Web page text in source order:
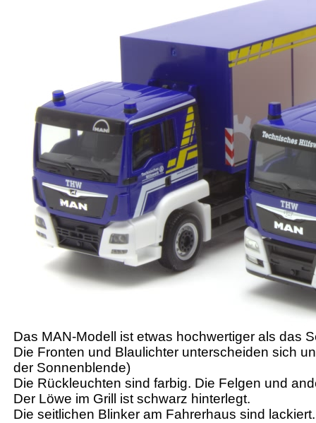
Das MAN-Modell ist etwas hochwertiger als das
Die Fronten und Blaulichter unterscheiden sich
der Sonnenblende)
Die Rückleuchten sind farbig. Die Felgen und
Der Löwe im Grill ist schwarz hinterlegt.
Die seitlichen Blinker am Fahrerhaus sind lackiert.